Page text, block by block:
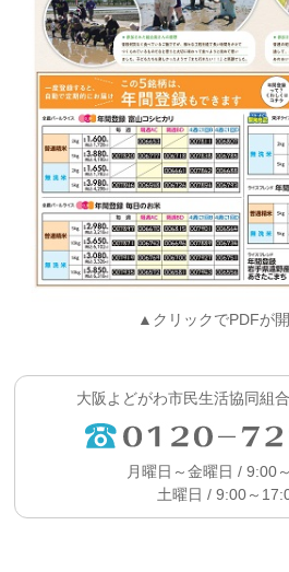
▲クリックでPDFが
大阪よどがわ市民生活協同組
月曜日～金曜日 / 9:00
土曜日 / 9:00～